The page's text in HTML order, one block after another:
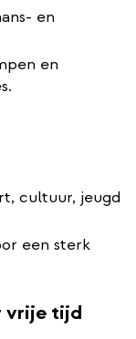
en
en
cultuur, jeugd
een sterk
vrije tijd